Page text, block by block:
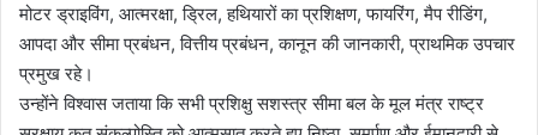
मोटर ड्राइविंग, आत्मरक्षा, ड्रिल, हथियारों का प्रशिक्षण, फायरिंग, मैप रीडिंग,
आपदा और सीमा प्रबंधन, वित्तीय प्रबंधन, कानून की जानकारी, प्राथमिक उपचार
प्रमुख रहे।
उन्होंने विश्वास जताया कि सभी प्रशिक्षु सशस्त्र सीमा बल के मूल मंत्र राष्ट्र